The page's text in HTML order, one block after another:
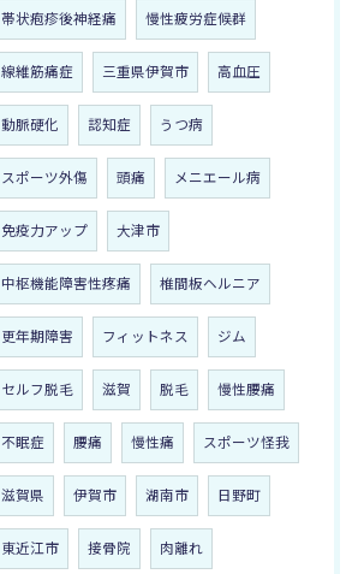
帯状疱疹後神経痛 慢性疲労症候群
線維筋痛症 三重県伊賀市 高血圧
動脈硬化 認知症 うつ病
スポーツ外傷 頭痛 メニエール病
免疫力アップ 大津市
中枢機能障害性疼痛 椎間板ヘルニア
更年期障害 フィットネス ジム
セルフ脱毛 滋賀 脱毛 慢性腰痛
不眠症 腰痛 慢性痛 スポーツ怪我
滋賀県 伊賀市 湖南市 日野町
東近江市 接骨院 肉離れ